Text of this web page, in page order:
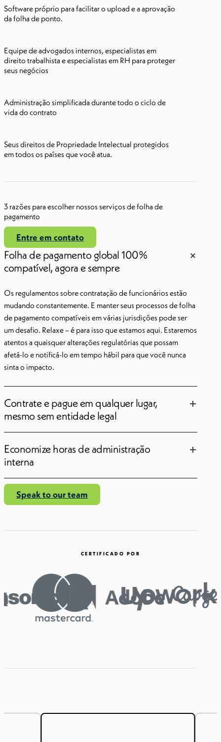
Software próprio para facilitar o upload e a aprovação
da folha de ponto.
Equipe de advogados internos, especialistas em
direito trabalhista e especialistas em RH para proteger
seus negócios
Administração simplificada durante todo o ciclo de
vida do contrato
Seus direitos de Propriedade Intelectual protegidos
em todos os países que você atua.
3 razões para escolher nossos serviços de folha de
pagamento
Entre em contato
Folha de pagamento global 100%
compatível, agora e sempre
Os regulamentos sobre contratação de funcionários estão
mudando constantemente. E manter seus processos de folha
de pagamento compatíveis em várias jurisdições pode ser
um desafio. Relaxe – é para isso que estamos aqui. Estaremos
atentos a quaisquer alterações regulatórias que possam
afetá-lo e notificá-lo em tempo hábil para que você nunca
sinta o impacto.
Contrate e pague em qualquer lugar,
mesmo sem entidade legal
Economize horas de administração
interna
Speak to our team
CERTIFICADO POR